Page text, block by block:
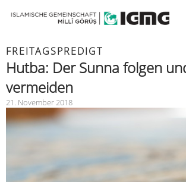
FREITAGSPREDIGT
Hutba: Der Sunna folgen
vermeiden
21. November 2018